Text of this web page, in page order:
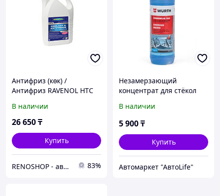
Антифриз (көк) /
Антифриз RAVENOL HTC
В наличии
26 650₸
Купить
RENOSHOP - автозапчасти, тюнинг и аксессуары для автомобилей Renault, Largus, X-Ray, Vesta. 83%
Незамерзающий
концентрат для стёкол
В наличии
5 900₸
Купить
Автомаркет "АвтоLife"